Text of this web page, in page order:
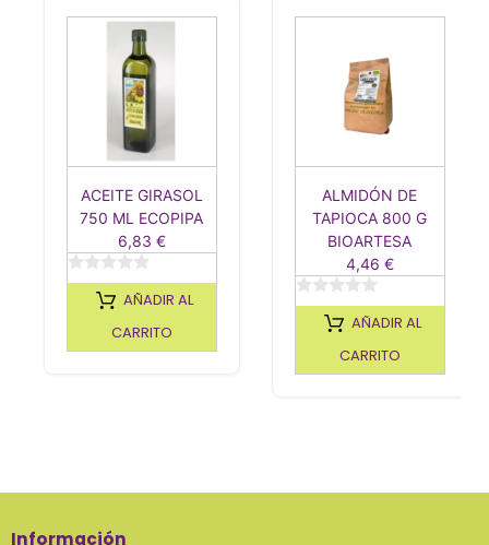
ACEITE GIRASOL
750 ML ECOPIPA
6,83 €
0
AÑADIR AL
CARRITO
ALMIDÓN DE
TAPIOCA 800 G
BIOARTESA
4,46 €
0
AÑADIR AL
CARRITO
Información